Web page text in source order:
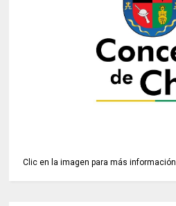
Clic en la imagen para más información